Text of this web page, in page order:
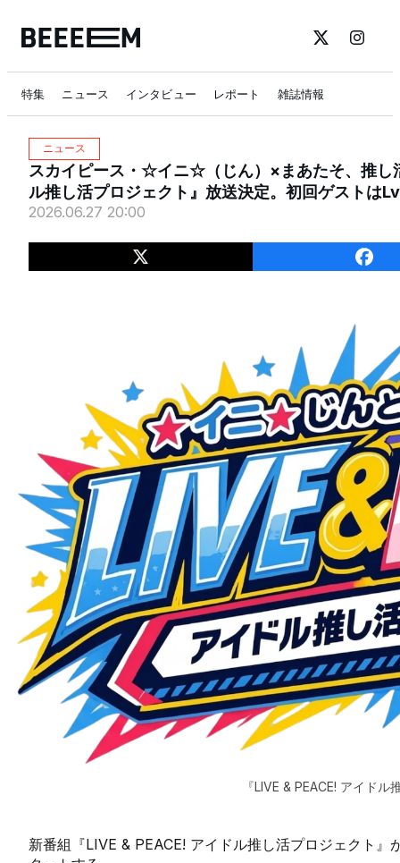
特集 ニュース インタビュー レポート 雑誌情報
ニュース
スカイピース・☆イニ☆（じん）×まあたそ、推し
ル推し活プロジェクト』放送決定。初回ゲストは
2026.06.27 20:00
『LIVE & PEACE! アイド
新番組『LIVE & PEACE! アイドル推し活プロジェクト